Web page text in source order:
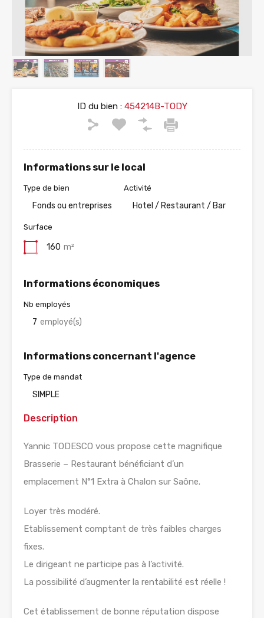
ID du bien :454214B-TODY
Informations sur le local
Type de bien
Fonds ou entreprises
Activité
Hotel / Restaurant / Bar
Surface
160 m²
Informations économiques
Nb employés
7 employé(s)
Informations concernant l'agence
Type de mandat
SIMPLE
Description
Yannic TODESCO vous propose cette magnifique
Brasserie – Restaurant bénéficiant d’un
emplacement N°1 Extra à Chalon sur Saône.
Loyer très modéré.
Etablissement comptant de très faibles charges
fixes.
Le dirigeant ne participe pas à l’activité.
La possibilité d’augmenter la rentabilité est réelle !
Cet établissement de bonne réputation dispose